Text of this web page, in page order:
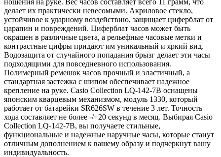
делает их практически невесомыми. Акриловое стекло,
устойчивое к ударному воздействию, защищает циферблат от
царапин и повреждений. Циферблат часов может быть
окрашен в различные цвета, а рельефные часовые метки и
контрастные цифры придают им уникальный и яркий вид.
Водозащита от случайного попадания брызг делает эти часы
подходящими для повседневного использования.
Полимерный ремешок часов прочный и эластичный, а
стандартная застежка с шипом обеспечивает надежное
крепление на руке. Casio Collection LQ-142-7B оснащены
японским кварцевым механизмом, модуль 1330, который
работает от батарейки SR626SW в течение 3 лет. Точность
хода составляет не более -/+20 секунд в месяц. Выбирая Casio
Collection LQ-142-7B, вы получаете стильные,
функциональные и надежные наручные часы, которые станут
отличным дополнением к вашему образу и подчеркнут вашу
индивидуальность.